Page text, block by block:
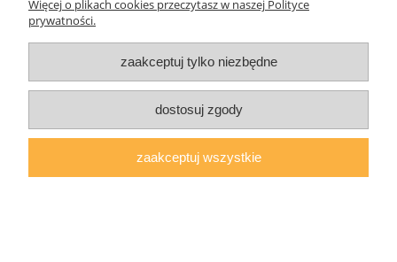
AGMAT MEBLE Mateusz Kuźmicz
woj. wielkopolskie | E-mail:sklep@agmatmeble.plTel.:790344333|
NIP: 6192047330 REGON: 381733300
pokaż pełną wersję strony
Sklep internetowy Shoper.pl
Więcej o plikach cookies przeczytasz w naszej Polityce
prywatności.
zaakceptuj tylko niezbędne
dostosuj zgody
zaakceptuj wszystkie